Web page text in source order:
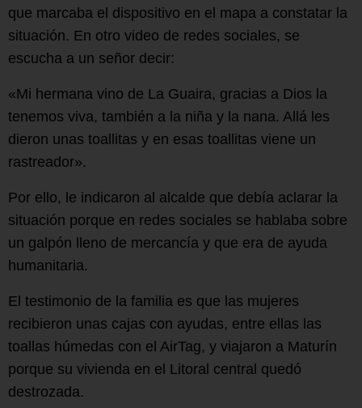
que marcaba el dispositivo en el mapa a constatar la
situación. En otro video de redes sociales, se
escucha a un señor decir:
«Mi hermana vino de La Guaira, gracias a Dios la
tenemos viva, también a la niña y la nana. Allá les
dieron unas toallitas y en esas toallitas viene un
rastreador».
Por ello, le indicaron al alcalde que debía aclarar la
situación porque en redes sociales se hablaba sobre
un galpón lleno de mercancía y que era de ayuda
humanitaria.
El testimonio de la familia es que las mujeres
recibieron unas cajas con ayudas, entre ellas las
toallas húmedas con el AirTag, y viajaron a Maturín
porque su vivienda en el Litoral central quedó
destrozada.